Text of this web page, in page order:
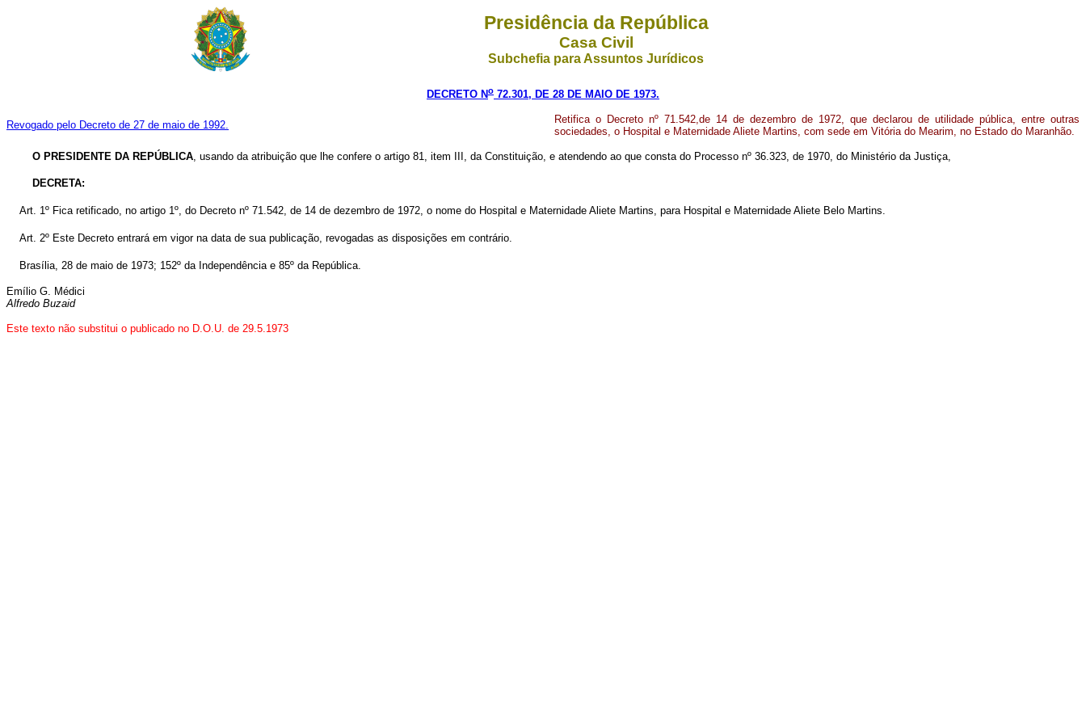
Presidência da República
Casa Civil
Subchefia para Assuntos Jurídicos
DECRETO No 72.301, DE 28 DE MAIO DE 1973.
Revogado pelo Decreto de 27 de maio de 1992.
Retifica o Decreto nº 71.542,de 14 de dezembro de 1972, que declarou de utilidade pública, entre outras
sociedades, o Hospital e Maternidade Aliete Martins, com sede em Vitória do Mearim, no Estado do Maranhão.
O PRESIDENTE DA REPÚBLICA, usando da atribuição que lhe confere o artigo 81, item III, da Constituição, e atendendo ao que consta do Processo nº 36.323, de 1970, do Ministério da Justiça,
DECRETA:
Art. 1º Fica retificado, no artigo 1º, do Decreto nº 71.542, de 14 de dezembro de 1972, o nome do Hospital e Maternidade Aliete Martins, para Hospital e Maternidade Aliete Belo Martins.
Art. 2º Este Decreto entrará em vigor na data de sua publicação, revogadas as disposições em contrário.
Brasília, 28 de maio de 1973; 152º da Independência e 85º da República.
Emílio G. Médici
Alfredo Buzaid
Este texto não substitui o publicado no D.O.U. de 29.5.1973